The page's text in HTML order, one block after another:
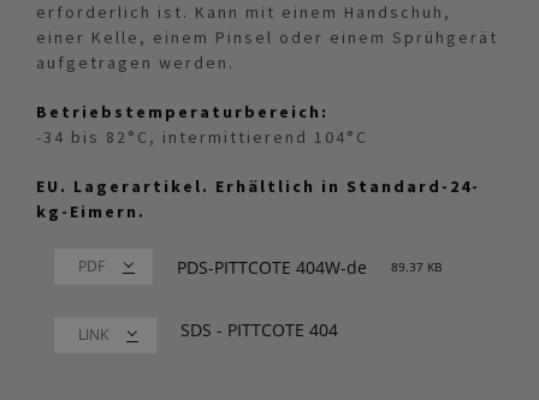
erforderlich ist. Kann mit einem Handschuh,
einer Kelle, einem Pinsel oder einem Sprühgerät
aufgetragen werden.
Betriebstemperaturbereich:
-34 bis 82°C, intermittierend 104°C
EU. Lagerartikel. Erhältlich in Standard-24-
kg-Eimern.
PDS-PITTCOTE 404W-de 89.37 KB
LINK SDS - PITTCOTE 404